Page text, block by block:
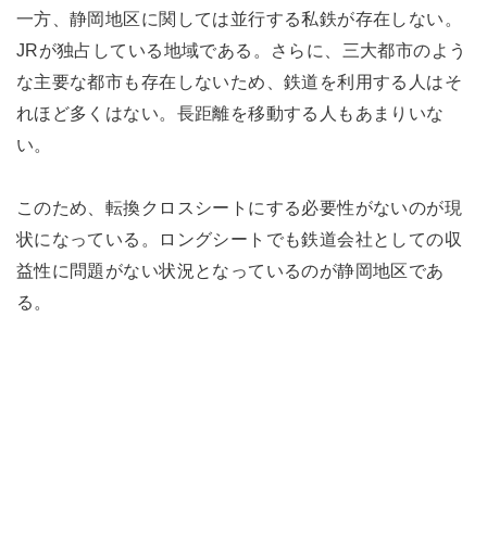
一方、静岡地区に関しては並行する私鉄が存在しない。
JRが独占している地域である。さらに、三大都市のよう
な主要な都市も存在しないため、鉄道を利用する人はそ
れほど多くはない。長距離を移動する人もあまりいな
い。
このため、転換クロスシートにする必要性がないのが現
状になっている。ロングシートでも鉄道会社としての収
益性に問題がない状況となっているのが静岡地区であ
る。